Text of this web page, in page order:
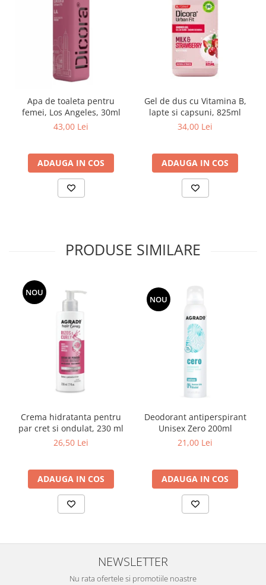
Apa de toaleta pentru
femei, Los Angeles, 30ml
43,00 Lei
ADAUGA IN COS
Gel de dus cu Vitamina B,
lapte si capsuni, 825ml
34,00 Lei
ADAUGA IN COS
PRODUSE SIMILARE
NOU
Crema hidratanta pentru
par cret si ondulat, 230 ml
26,50 Lei
ADAUGA IN COS
NOU
Deodorant antiperspirant
Unisex Zero 200ml
21,00 Lei
ADAUGA IN COS
NEWSLETTER
Nu rata ofertele si promotiile noastre